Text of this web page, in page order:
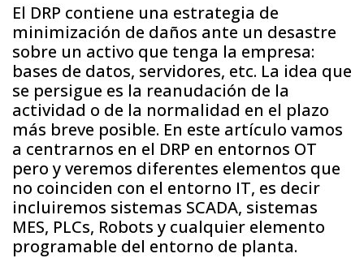
El DRP contiene una estrategia de
minimización de daños ante un desastre
sobre un activo que tenga la empresa:
bases de datos, servidores, etc. La idea que
se persigue es la reanudación de la
actividad o de la normalidad en el plazo
más breve posible. En este artículo vamos
a centrarnos en el DRP en entornos OT
pero y veremos diferentes elementos que
no coinciden con el entorno IT, es decir
incluiremos sistemas SCADA, sistemas
MES, PLCs, Robots y cualquier elemento
programable del entorno de planta.